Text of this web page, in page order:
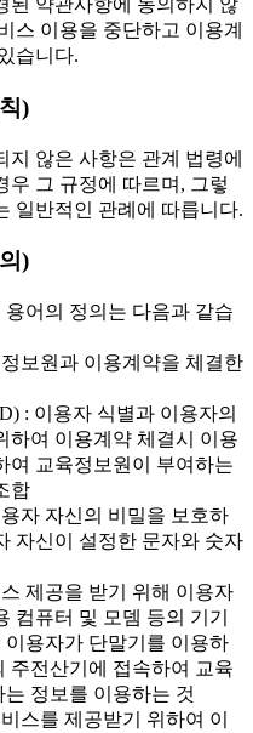
약관사항에 동의하지 않
스 이용을 중단하고 이용계
습니다.
)
지 않은 사항은 관계 법령에
우 그 규정에 따르며, 그렇
일반적인 관례에 따릅니다.
)
어의 정의는 다음과 같습
보원과 이용계약을 체결한
: 이용자 식별과 이용자의
하여 이용계약 체결시 이용
여 교육정보원이 부여하는
합
자 자신의 비밀을 보호하
자신이 설정한 문자와 숫자
제공을 받기 위해 이용자
컴퓨터 및 모뎀 등의 기기
용자가 단말기를 이용하
주전산기에 접속하여 교육
정보를 이용하는 것
스를 제공받기 위하여 이